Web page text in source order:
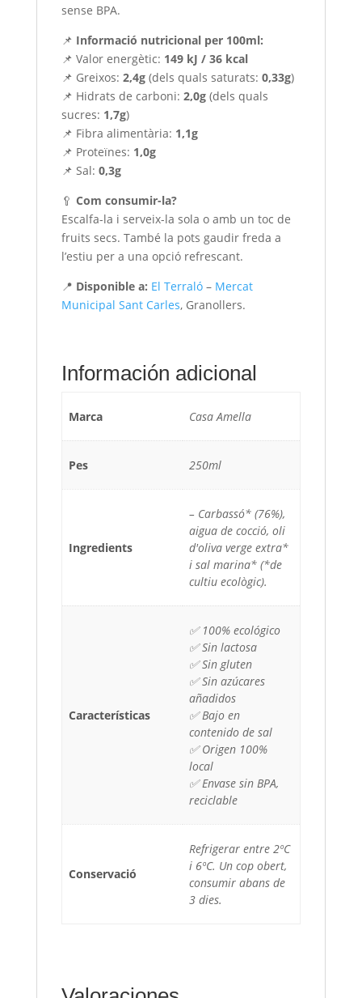
sense BPA.
📌 Informació nutricional per 100ml:
📌 Valor energètic: 149 kJ / 36 kcal
📌 Greixos: 2,4g(dels quals saturats: 0,33g)
📌 Hidrats de carboni: 2,0g(dels quals
sucres: 1,7g)
📌 Fibra alimentària: 1,1g
📌 Proteïnes: 1,0g
📌 Sal: 0,3g
🥄 Com consumir-la?
Escalfa-la i serveix-la sola o amb un toc de
fruits secs. També la pots gaudir freda a
l’estiu per a una opció refrescant.
📍 Disponible a: El Terraló– Mercat
Municipal Sant Carles, Granollers.
Información adicional
Marca Casa Amella
Pes 250ml
Ingredients
– Carbassó* (76%),
aigua de cocció, oli
d'oliva verge extra*
i sal marina* (*de
cultiu ecològic).
Características
✅ 100% ecológico
✅ Sin lactosa
✅ Sin gluten
✅ Sin azúcares
añadidos
✅ Bajo en
contenido de sal
✅ Origen 100%
local
✅ Envase sin BPA,
reciclable
Conservació
Refrigerar entre 2ºC
i 6ºC. Un cop obert,
consumir abans de
3 dies.